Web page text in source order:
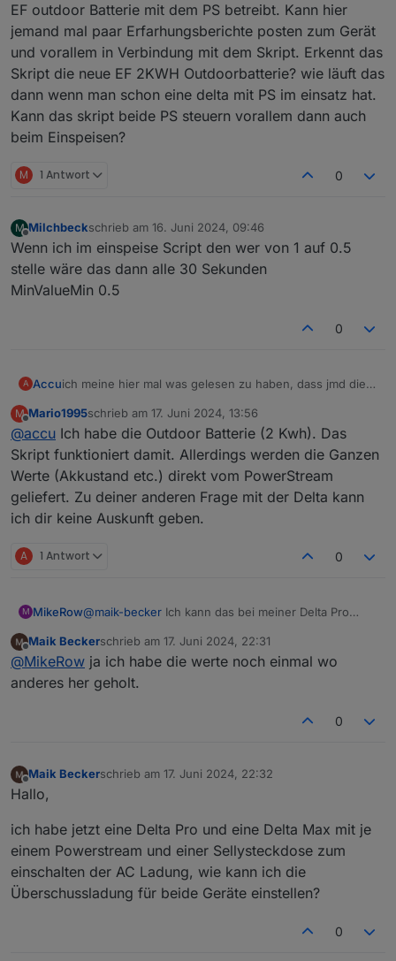
EF outdoor Batterie mit dem PS betreibt. Kann hier
jemand mal paar Erfarhungsberichte posten zum Gerät
und vorallem in Verbindung mit dem Skript. Erkennt das
Skript die neue EF 2KWH Outdoorbatterie? wie läuft das
dann wenn man schon eine delta mit PS im einsatz hat.
Kann das skript beide PS steuern vorallem dann auch
beim Einspeisen?
M 1 Antwort 0
M
Offline
Milchbeckschrieb am 16. Juni 2024, 09:46
zuletzt editiert von
Wenn ich im einspeise Script den wer von 1 auf 0.5
stelle wäre das dann alle 30 Sekunden
MinValueMin 0.5
0
A Accuich meine hier mal was gelesen zu haben, dass jmd die
jemand mal paar Erfarhungsberichte posten zum Gerät
und vorallem in Verbindung mit dem Skript. Erkennt das
Skript die neue EF 2KWH Outdoorbatterie? wie läuft das
dann wenn man schon eine delta mit PS im einsatz hat.
Kann das skript beide PS steuern vorallem dann auch
beim Einspeisen?
M Mario1995schrieb am 17. Juni 2024, 13:56
zuletzt editiert von
@accu Ich habe die Outdoor Batterie (2 Kwh). Das
Skript funktioniert damit. Allerdings werden die Ganzen
Werte (Akkustand etc.) direkt vom PowerStream
geliefert. Zu deiner anderen Frage mit der Delta kann
ich dir keine Auskunft geben.
A 1 Antwort 0
M MikeRow@maik-becker Ich kann das bei meiner Delta Pro
Offline
Maik Beckerschrieb am 17. Juni 2024, 22:31
zuletzt editiert von
@MikeRow ja ich habe die werte noch einmal wo
anderes her geholt.
0
Offline
Maik Beckerschrieb am 17. Juni 2024, 22:32
zuletzt editiert von
Hallo,
ich habe jetzt eine Delta Pro und eine Delta Max mit je
einem Powerstream und einer Sellysteckdose zum
einschalten der AC Ladung, wie kann ich die
Überschussladung für beide Geräte einstellen?
0